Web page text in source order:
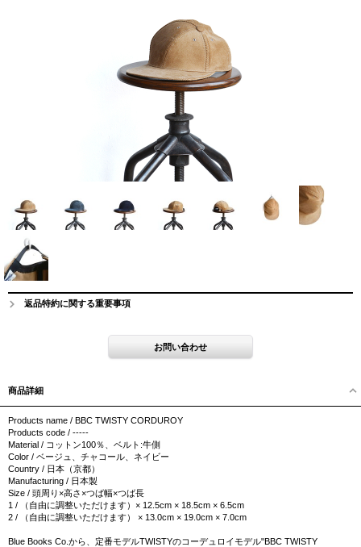
返品特約に関する重要事項
商品詳細
Products name / BBC TWISTY CORDUROY
Products code / -----
Material / コットン100％、ベルト:牛側
Color / ベージュ、チャコール、ネイビー
Country / 日本（京都）
Manufacturing / 日本製
Size / 頭周り×高さ×つば幅×つば長
1 / （自由に調整いただけます）× 12.5cm × 18.5cm × 6.5cm
2 / （自由に調整いただけます） × 13.0cm × 19.0cm × 7.0cm
Blue Books Co.から、定番モデルTWISTYのコーデュロイモデル"BBC TWISTY